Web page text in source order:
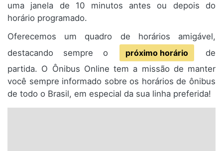
uma janela de 10 minutos antes ou depois do
horário programado.
Oferecemos um quadro de horários amigável,
destacando sempre o
próximo horário
de
partida. O Ônibus Online tem a missão de manter
você sempre informado sobre os horários de ônibus
de todo o Brasil, em especial da sua linha preferida!